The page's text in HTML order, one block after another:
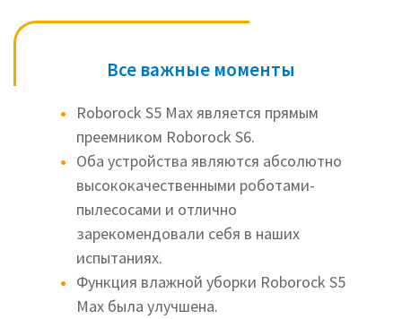
Все важные моменты
Roborock S5 Max является прямым
преемником Roborock S6.
Оба устройства являются абсолютно
высококачественными роботами-
пылесосами и отлично
зарекомендовали себя в наших
испытаниях.
Функция влажной уборки Roborock S5
Max была улучшена.